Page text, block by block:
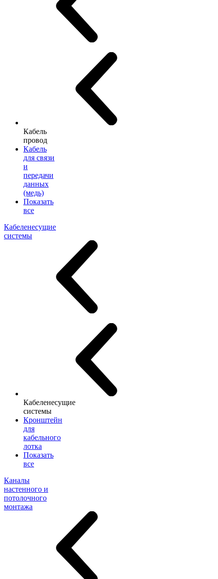
Кабель
провод
Кабель
для связи
и
передачи
данных
(медь)
Показать
все
Кабеленесущие
системы
Кабеленесущие
системы
Кронштейн
для
кабельного
лотка
Показать
все
Каналы
настенного и
потолочного
монтажа